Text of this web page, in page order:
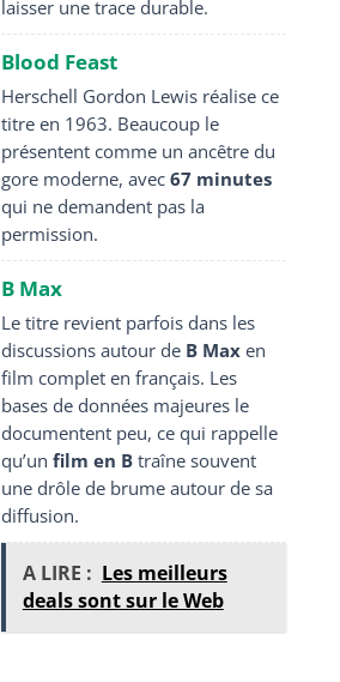
laisser une trace durable.
Blood Feast
Herschell Gordon Lewis réalise ce
titre en 1963. Beaucoup le
présentent comme un ancêtre du
gore moderne, avec 67 minutes
qui ne demandent pas la
permission.
B Max
Le titre revient parfois dans les
discussions autour de B Maxen
film complet en français. Les
bases de données majeures le
documentent peu, ce qui rappelle
qu’un film en Btraîne souvent
une drôle de brume autour de sa
diffusion.
A LIRE : Les meilleurs
deals sont sur le Web